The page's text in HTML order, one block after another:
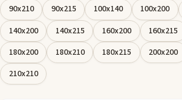
der bedst beskytter og forbedrer din
forskellige materialer og fastheder, kan
komforten og forlænge madrassens
90x210
90x215 100x140 100x200
140x200
140x215 160x200 160x215
180x200
180x210 180x215 200x200
210x210